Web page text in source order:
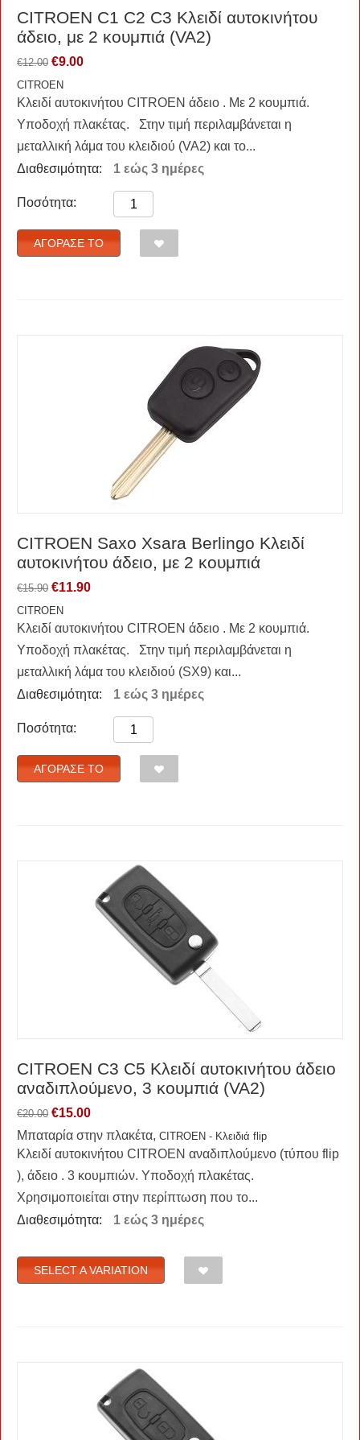
CITROEN C1 C2 C3 Kλειδί αυτοκινήτου
άδειο, με 2 κουμπιά (VA2)
€12.00 €9.00
CITROEN
Κλειδί αυτοκινήτου CITROEN άδειο . Με 2 κουμπιά.
Υποδοχή πλακέτας. Στην τιμή περιλαμβάνεται η
μεταλλική λάμα του κλειδιού (VA2) και το...
Διαθεσιμότητα:
1 εώς 3 ημέρες
Ποσότητα:
ΑΓΌΡΑΣΈ ΤΟ
CITROEN Saxo Xsara Berlingo Kλειδί
αυτοκινήτου άδειο, με 2 κουμπιά
€15.90 €11.90
CITROEN
Κλειδί αυτοκινήτου CITROEN άδειο . Με 2 κουμπιά.
Υποδοχή πλακέτας. Στην τιμή περιλαμβάνεται η
μεταλλική λάμα του κλειδιού (SX9) και...
Διαθεσιμότητα:
1 εώς 3 ημέρες
Ποσότητα:
ΑΓΌΡΑΣΈ ΤΟ
CITROEN C3 C5 Κλειδί αυτοκινήτου άδειο
αναδιπλούμενο, 3 κουμπιά (VA2)
€20.00 €15.00
Μπαταρία στην πλακέτα, CITROEN - Κλειδιά flip
Κλειδί αυτοκινήτου CITROEN αναδιπλούμενο (τύπου flip
), άδειο . 3 κουμπιών. Υποδοχή πλακέτας.
Χρησιμοποιείται στην περίπτωση που το...
Διαθεσιμότητα:
1 εώς 3 ημέρες
SELECT A VARIATION